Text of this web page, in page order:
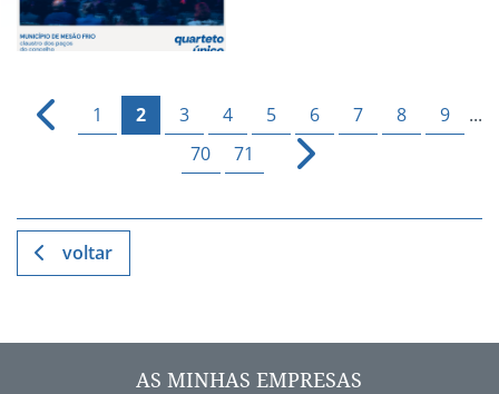
1 2 3 4 5 6 7 8 9
...
70
71
voltar
AS MINHAS EMPRESAS